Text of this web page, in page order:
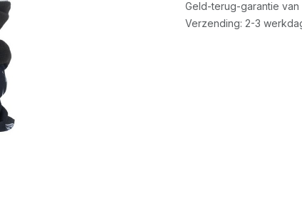
Geld-terug-garantie van
Verzending: 2-3